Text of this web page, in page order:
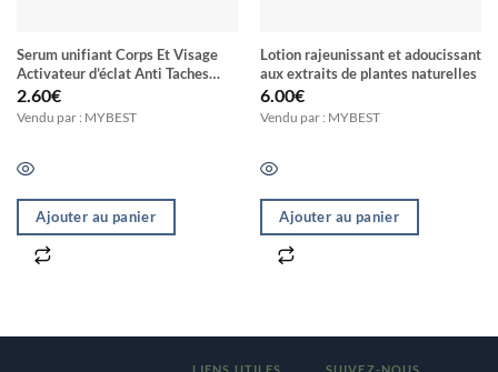
Serum unifiant Corps Et Visage
Activateur d’éclat Anti Taches
Anti Vergeture Nutrition Intense
Au Glutathione ELIXIR LIGHT
2.60€
Vendu par : MYBEST
Ajouter au panier
Lotion rajeunissant et adoucissant
aux extraits de plantes naturelles
6.00€
Vendu par : MYBEST
Ajouter au panier